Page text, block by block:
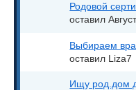
Родовой
оставил
Выбираем
оставил Liza7
Ищу род.дом